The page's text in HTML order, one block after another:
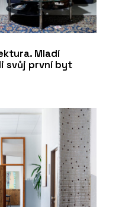
Mladí
svůj první byt